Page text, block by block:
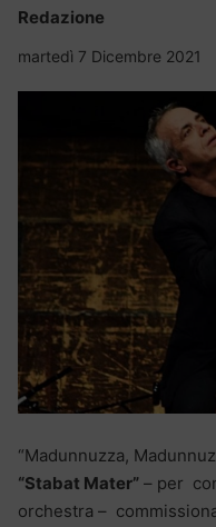
Redazione
martedì 7 Dicembre 2021
“Madunnuzza,
“Stabat Mater” – per
orchestra –